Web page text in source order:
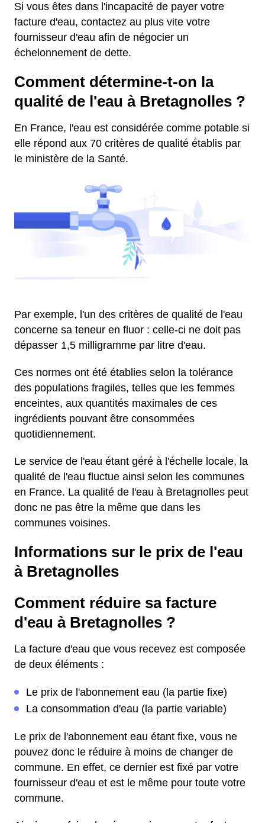
Si vous êtes dans l'incapacité de payer votre
facture d'eau, contactez au plus vite votre
fournisseur d'eau afin de négocier un
échelonnement de dette.
Comment détermine-t-on la
qualité de l'eau à Bretagnolles ?
En France, l'eau est considérée comme potable si
elle répond aux 70 critères de qualité établis par
le ministère de la Santé.
Par exemple, l'un des critères de qualité de l'eau
concerne sa teneur en fluor : celle-ci ne doit pas
dépasser 1,5 milligramme par litre d'eau.
Ces normes ont été établies selon la tolérance
des populations fragiles, telles que les femmes
enceintes, aux quantités maximales de ces
ingrédients pouvant être consommées
quotidiennement.
Le service de l'eau étant géré à l'échelle locale, la
qualité de l'eau fluctue ainsi selon les communes
en France. La qualité de l'eau à Bretagnolles peut
donc ne pas être la même que dans les
communes voisines.
Informations sur le prix de l'eau
à Bretagnolles
Comment réduire sa facture
d'eau à Bretagnolles ?
La facture d'eau que vous recevez est composée
de deux éléments :
Le prix de l'abonnement eau (la partie fixe)
La consommation d'eau (la partie variable)
Le prix de l'abonnement eau étant fixe, vous ne
pouvez donc le réduire à moins de changer de
commune. En effet, ce dernier est fixé par votre
fournisseur d'eau et est le même pour toute votre
commune.